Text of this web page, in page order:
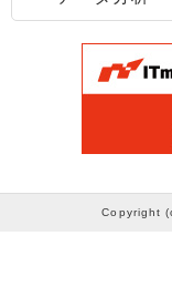
Copyright